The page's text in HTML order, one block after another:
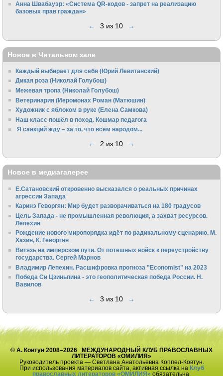
Анна Швабауэр: «Система QR-кодов - запрет на реализацию
базовых прав граждан»
← 3 из 10 →
Новое в Читальном зале
Каждый выбирает для себя (Юрий Левитанский)
Дикая роза (Николай Голубош)
Межевая тропа (Николай Голубош)
Ветеринария (Иеромонах Роман (Матюшин)
Художник с яблоком в руке (Елена Самкова)
Наш класс пошёл в поход. Кошмар педагога
Я санкций жду – за то, что всем народом...
← 2 из 10 →
Новое в медиагалерее
Е.Сатановский откровенно высказался о реальных причинах
агрессии Запада
Каринэ Геворгян: Мир будет разворачиваться на 180 градусов
Цель Запада - не промышленная революция, а захват ресурсов.
Лепехин
Рождение нового миропорядка идёт по радикальному сценарию. М.
Хазин, К. Геворгян
Витязь на имперском пути. От потешных войск к переустройству
государства. Сергей Марнов
Владимир Лепехин. Расшифровка прогноза "Economist" на 2023
Победа Си Цзиньпина - это геополитическая победа России. Н.
Вавилов
← 3 из 10 →
© А. Ковтун 2008–2026 МЕЖДУНАРОДНЫЙ КЛУБ ПРАВОСЛАВНЫХ
ЛИТЕРАТОРОВ «ОМИЛИЯ»
Руководитель проекта — Светлана Анатольевна Коппел-Ковтун.
При использования материалов сайта, активная ссылка на Клуб
православных литераторов «ОМИЛИЯ» обязательна.